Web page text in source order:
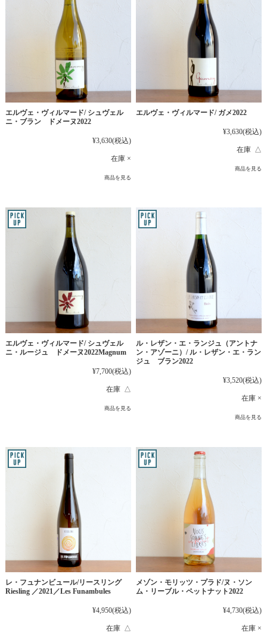
エルヴェ・ヴィルマード/ シュヴェル
ニ・ブラン ドメーヌ2022
¥3,630(税込)
在庫 ×
商品を見る
エルヴェ・ヴィルマード/ ガメ2022
¥3,630(税込)
在庫 △
商品を見る
エルヴェ・ヴィルマード/ シュヴェル
ニ・ルージュ ドメーヌ2022Magnum
¥7,700(税込)
在庫 △
商品を見る
ル・レザン・エ・ランジュ（アントナ
ン・アゾーニ）/ ル・レザン・エ・ラン
ジュ ブラン2022
¥3,520(税込)
在庫 ×
商品を見る
レ・フュナンビュール/リースリング
Riesling ／2021／Les Funambules
¥4,950(税込)
在庫 △
メゾン・モリッツ・プラド/ヌ・ソン
ム・リーブル・ペットナット2022
¥4,730(税込)
在庫 ×